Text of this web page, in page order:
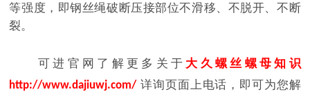
等强度，即钢丝绳破断压接部位不滑移、不脱开、不断
裂。
可进官网了解更多关于 大久螺丝螺母知识
http://www.dajiuwj.com/ 详询页面上电话，即可为您解